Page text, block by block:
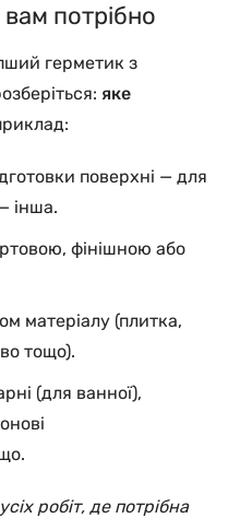
потрібно
герметик з
яке
поверхні — для
інша.
фінішною або
матеріалу (плитка,
тощо).
(для ванної),
робіт, де потрібна